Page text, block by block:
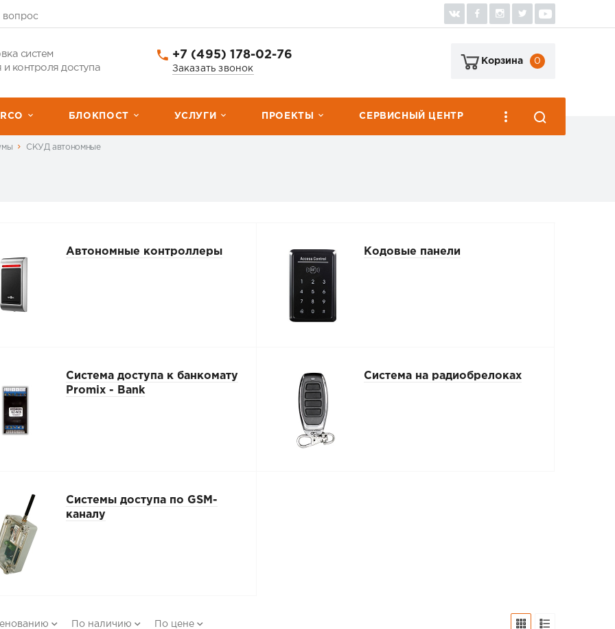
вопрос
систем
контроля доступа
+7 (495) 178-02-76
Заказать звонок
Корзина 0
БЛОКПОСТ УСЛУГИ ПРОЕКТЫ СЕРВИСНЫЙ ЦЕНТР
СКУД автономные
Автономные контроллеры Кодовые панели
Система доступа к банкомату
Promix - Bank
Система на радиобрелоках
Системы доступа по GSM-
каналу
По наличию По цене